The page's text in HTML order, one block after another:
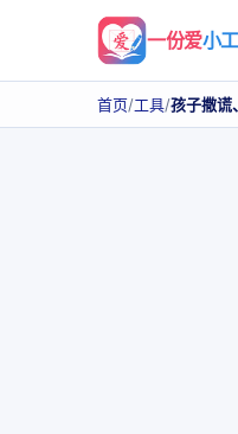
一份爱小
首页/工具/孩子撒谎